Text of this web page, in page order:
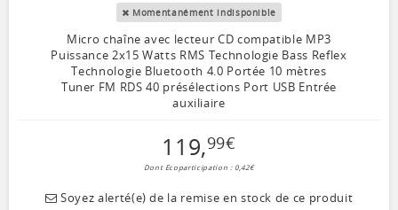
Momentanément indisponible
Micro chaîne avec lecteur CD compatible MP3
Puissance 2x15 Watts RMS Technologie Bass Reflex
Technologie Bluetooth 4.0 Portée 10 mètres
Tuner FM RDS 40 présélections Port USB Entrée
auxiliaire
119,99€
Dont Ecoparticipation : 0,42€
Soyez alerté(e) de la remise en stock de ce produit